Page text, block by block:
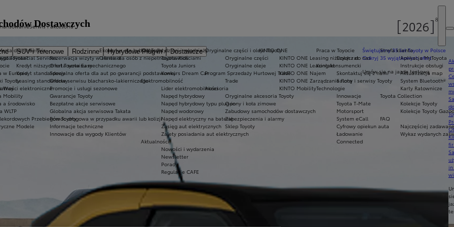
SUV i Terenowe Rodzinne Hybrydowe Plug-in
Dostawcze
Ekobonus dla hybryd Toyoty
Oferta dla osób z niepełnosprawnościami
Świętujemy 35 lat Toyoty w Polsce
Odkryj 35 wyjątkowych ofert
Umów się na jazdę testową
Toyota?
w Europie
Toyoty
Way
Mobility
a środowisko
WLTP
Przebiegów Toyoty
Modele
Kluby dla dzieci i młodzieży
Toyota Kids
Toyota Juniors
Konkurs Dream Car
Elektromobilność
Lider elektromobilności
Napęd hybrydowy
Napęd hybrydowy typu plug-in
Napęd wodorowy
Napęd elektryczny na baterię
Zasięg aut elektrycznych
Zalety posiadania aut elektrycznych
Aktualności
Nowości i wydarzenia
Newsletter
Porady
Regulacje CAFE
Praca w Toyocie
Dołącz do nas
Kontakt
Skontaktuj się z nami
Salony i serwisy Toyoty
Technologie
Innowacje
Toyota T-Mate
Motorsport
System eCall
Cyfrowy opiekun auta
Ładowanie
Connected
dla firm
Financial Services
Kredyt niższych rat Toyota Easy
Kredyt standardowy
Leasing standardowy
elektroniczne
KINTO ONE
KINTO ONE Leasing niższych rat
KINTO ONE Leasing konsumencki
KINTO ONE Najem
KINTO ONE Zarządzanie flotą
KINTO Mobility
Serwis i akcesoria
Serwis
Rezerwacja wizyty w serwisie
Oferta serwisu mechanicznego
Specjalna oferta dla aut po gwarancji podstawowej
Oferta serwisu blacharsko-lakierniczego
Promocje i usługi sezonowe
Gwarancje Toyoty
Bezpłatne akcje serwisowe
Globalna akcja serwisowa Takata
Pomoc drogowa w przypadku awarii lub kolizji
Informacje techniczne
Innowacje dla wygody Klientów
Oryginalne części i oleje Toyoty
Oryginalne części
Oryginalne oleje
Program Sprzedaży Hurtowej Trade
Trade
Akcesoria
Oryginalne akcesoria Toyoty
Opony i koła zimowe
Zabudowy samochodów dostawczych
Zabezpieczenia i alarmy
Sklep Toyoty
Strefa klienta
Aplikacja MyToyota
Instrukcje obsługi
Aktualizacja map
System Bluetooth®
Karty Ratownicze
Toyota Collection
Kolekcje Toyoty
Kolekcje Toyoty
FAQ
Najczęściej
Wykaz wydanych
Dostawczych